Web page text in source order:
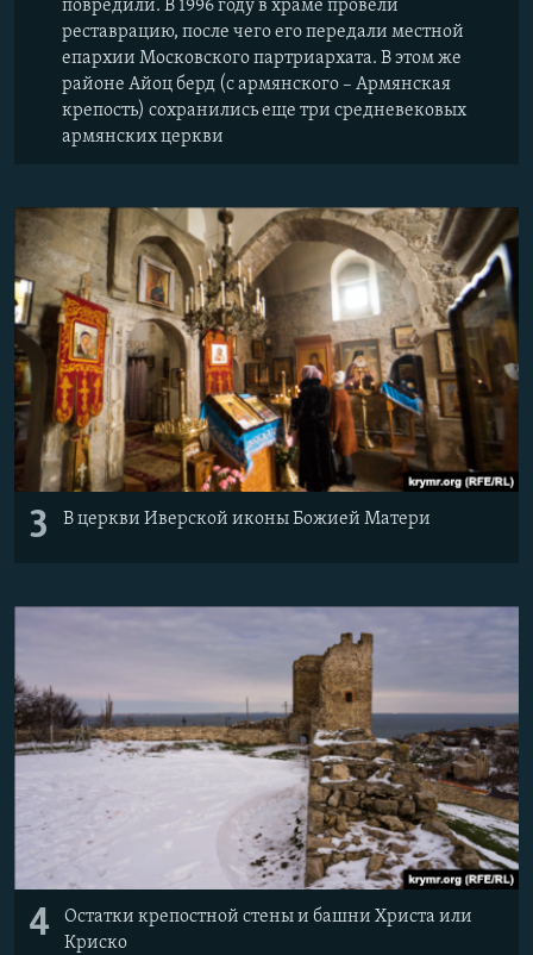
повредили. В 1996 году в храме провели
реставрацию, после чего его передали местной
епархии Московского партриархата. В этом же
районе Айоц берд (с армянского – Армянская
крепость) сохранились еще три средневековых
армянских церкви
3 В церкви Иверской иконы Божией Матери
4
Остатки крепостной стены и башни Христа или
Криско